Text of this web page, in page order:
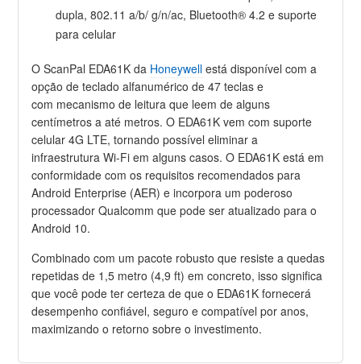
dupla, 802.11 a/b/ g/n/ac, Bluetooth® 4.2 e suporte
para celular
O ScanPal EDA61K da Honeywell está disponível com a
opção de teclado alfanumérico de 47 teclas e
com mecanismo de leitura que leem de alguns
centímetros a até metros. O EDA61K vem com suporte
celular 4G LTE, tornando possível eliminar a
infraestrutura Wi-Fi em alguns casos. O EDA61K está em
conformidade com os requisitos recomendados para
Android Enterprise (AER) e incorpora um poderoso
processador Qualcomm que pode ser atualizado para o
Android 10.
Combinado com um pacote robusto que resiste a quedas
repetidas de 1,5 metro (4,9 ft) em concreto, isso significa
que você pode ter certeza de que o EDA61K fornecerá
desempenho confiável, seguro e compatível por anos,
maximizando o retorno sobre o investimento.